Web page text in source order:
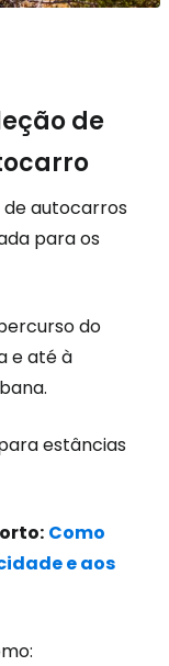
de
autocarros
para os
do
e até à
estâncias
Como
e aos